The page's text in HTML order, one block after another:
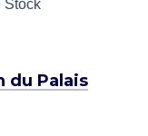
Stock
du Palais